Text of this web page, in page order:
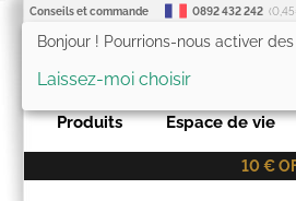
Conseils et commande 0892 432 242
Produits Espace de vie
10 €
Bonjour ! Pourrions-nous activer
Laissez-moi choisir